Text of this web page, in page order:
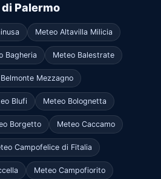
Palermo
Meteo Altavilla Milicia
Bagheria Meteo Balestrate
Mezzagno
Blufi Meteo Bolognetta
Borgetto Meteo Caccamo
Campofelice di Fitalia
Meteo Campofiorito